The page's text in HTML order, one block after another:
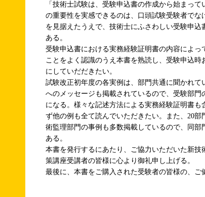
「技術士試験は、受験申込書の作成から始まっ
の重要性を実感できるのは、口頭試験受験者で
を見据えたうえで、技術士にふさわしい受験申
ある。
受験申込書における実務経験証明書の内容によ
ことをよく認識のうえ本書を熟読し、受験申込
にしていだだきたい。
試験改正初年度の各実例は、部門共通に聞かれ
へのメッセージも掲載されているので、受験部
になる。様々な記述方法による実務経験証明書
ず他の例も全て読んでいただきたい。また、20
術監理部門の事例も多数掲載しているので、同
ある。
本書を発行するにあたり、ご協力いただいた新
策講座受講者の皆様に心より御礼申し上げる。
最後に、本書をご購入された受験者の皆様の、ご